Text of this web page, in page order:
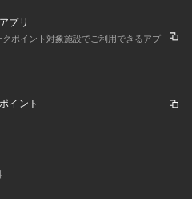
プリ
ポイント対象施設でご利用できるアプ
イント